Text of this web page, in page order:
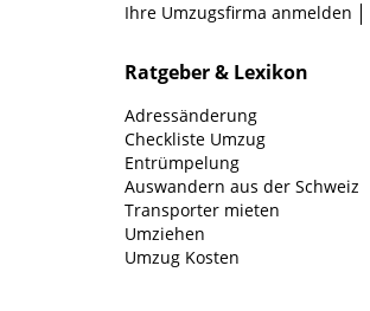
Ihre Umzugsfirma anmelden
Ratgeber & Lexikon
Adressänderung
Checkliste Umzug
Entrümpelung
Auswandern aus der Schweiz
Transporter mieten
Umziehen
Umzug Kosten